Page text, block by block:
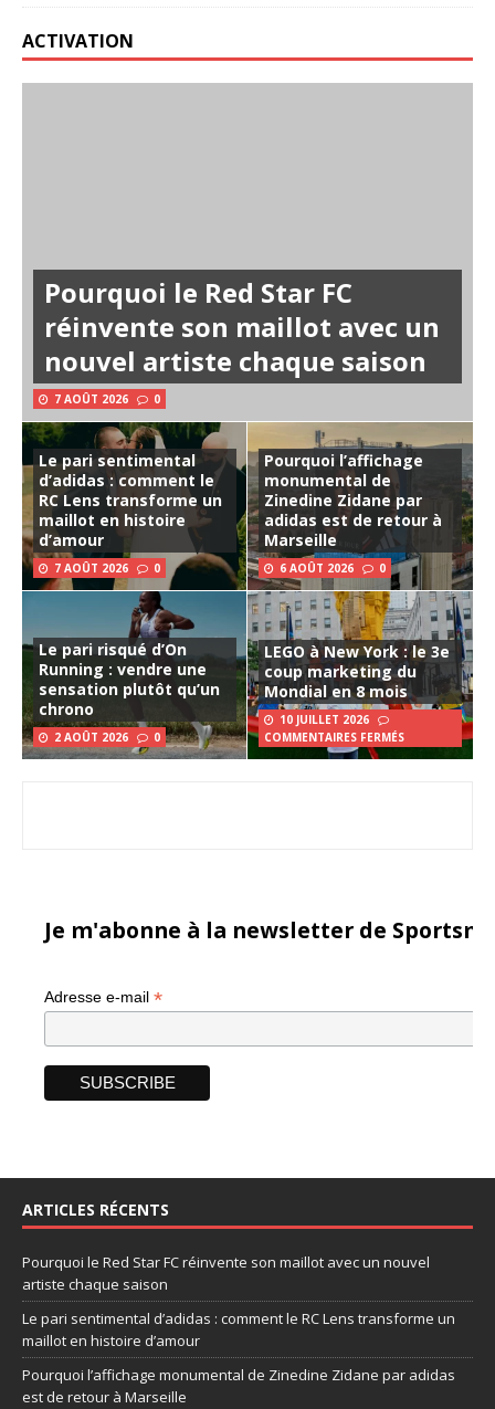
ACTIVATION
Pourquoi le Red Star FC
réinvente son maillot avec un
nouvel artiste chaque saison
7 AOÛT 2026 0
Le pari sentimental
d’adidas : comment le
RC Lens transforme un
maillot en histoire
d’amour
7 AOÛT 2026 0
Pourquoi l’affichage
monumental de
Zinedine Zidane par
adidas est de retour à
Marseille
6 AOÛT 2026 0
Le pari risqué d’On
Running : vendre une
sensation plutôt qu’un
chrono
2 AOÛT 2026 0
LEGO à New York : le 3e
coup marketing du
Mondial en 8 mois
10 JUILLET 2026
COMMENTAIRES FERMÉS
Je m'abonne à la newsletter de
Adresse e-mail *
ARTICLES RÉCENTS
Pourquoi le Red Star FC réinvente son maillot avec un nouvel
artiste chaque saison
Le pari sentimental d’adidas : comment le RC Lens transforme un
maillot en histoire d’amour
Pourquoi l’affichage monumental de Zinedine Zidane par adidas
est de retour à Marseille